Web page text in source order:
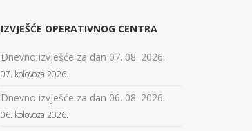
IZVJEŠĆE OPERATIVNOG CENTRA
Dnevno izvješće za dan 07. 08. 2026.
07. kolovoza 2026.
Dnevno izvješće za dan 06. 08. 2026.
06. kolovoza 2026.